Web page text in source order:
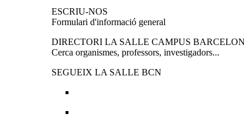
ESCRIU-NOS
Formulari d'informació general
DIRECTORI LA SALLE CAMPUS
Cerca organismes, professors, investigadors...
SEGUEIX LA SALLE BCN